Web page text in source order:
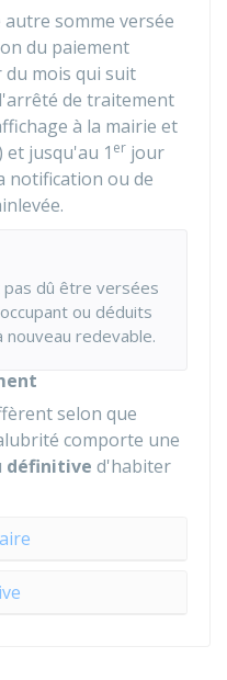
somme versée
du paiement
du mois qui suit
de traitement
à la mairie et
et jusqu'au 1 er jour
notification ou de
pas dû être versées
ou déduits
redevable.
selon que
comporte une
définitive d'habiter